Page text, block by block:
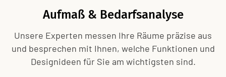
Aufmaß & Bedarfsanalyse
Unsere Experten messen Ihre Räume präzise aus
und besprechen mit Ihnen, welche Funktionen und
Designideen für Sie am wichtigsten sind.